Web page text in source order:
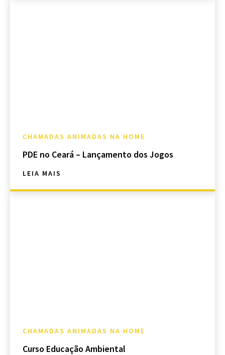
CHAMADAS ANIMADAS NA HOME
PDE no Ceará – Lançamento dos Jogos
LEIA MAIS
CHAMADAS ANIMADAS NA HOME
Curso Educação Ambiental